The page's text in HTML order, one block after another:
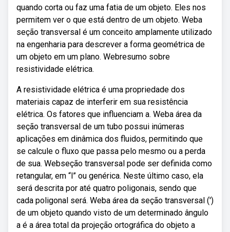
quando corta ou faz uma fatia de um objeto. Eles nos
permitem ver o que está dentro de um objeto. Weba
seção transversal é um conceito amplamente utilizado
na engenharia para descrever a forma geométrica de
um objeto em um plano. Webresumo sobre
resistividade elétrica.
A resistividade elétrica é uma propriedade dos
materiais capaz de interferir em sua resistência
elétrica. Os fatores que influenciam a. Weba área da
seção transversal de um tubo possui inúmeras
aplicações em dinâmica dos fluidos, permitindo que
se calcule o fluxo que passa pelo mesmo ou a perda
de sua. Webseção transversal pode ser definida como
retangular, em “l” ou genérica. Neste último caso, ela
será descrita por até quatro poligonais, sendo que
cada poligonal será. Weba área da seção transversal (′)
de um objeto quando visto de um determinado ângulo
a é a área total da projeção ortográfica do objeto a